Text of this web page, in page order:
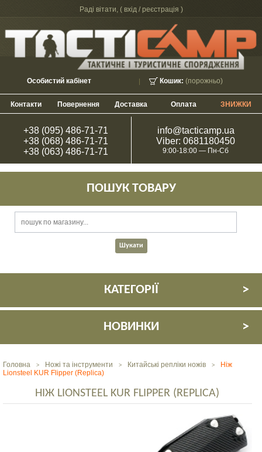
Раді вітати, ( вхід / реєстрація )
Кошик: (порожньо)
Особистий кабінет
Контакти Повернення Доставка Оплата ЗНИЖКИ
+38 (095) 486-71-71
+38 (068) 486-71-71
+38 (063) 486-71-71
info@tacticamp.ua
Viber: 0681180450
9:00-18:00 — Пн-Сб
ПОШУК ТОВАРУ
КАТЕГОРІЇ
НОВИНКИ
Головна > Ножі та інструменти > Китайські репліки ножів >
Ніж
Lionsteel KUR Flipper (Replica)
НІЖ LIONSTEEL KUR FLIPPER (REPLICA)